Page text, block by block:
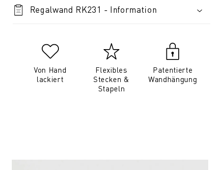
Regalwand RK231 - Information
Von Hand
lackiert
Flexibles
Stecken &
Stapeln
Patentierte
Wandhängung